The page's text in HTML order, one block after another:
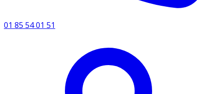
01 85 54 01 51